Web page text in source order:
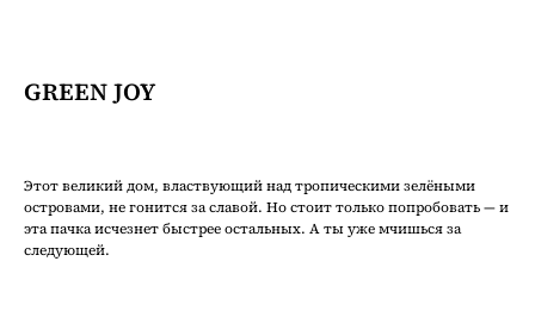
GREEN JOY
Этот великий дом, властвующий над тропическими зелёными
островами, не гонится за славой. Но стоит только попробовать — и
эта пачка исчезнет быстрее остальных. А ты уже мчишься за
следующей.